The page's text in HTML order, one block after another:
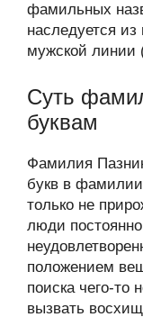
фамильных
наследуется из
мужской линии
Суть
буквам
Фамилия
букв в фамилии
только не
люди
положением
поиска чего-то
вызвать